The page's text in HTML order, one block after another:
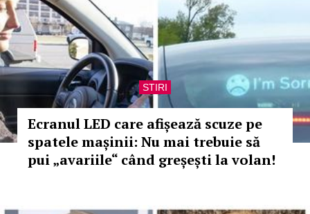
STIRI
Ecranul LED care afișează scuze pe
spatele mașinii: Nu mai trebuie să
pui „avariile“ când greșești la volan!